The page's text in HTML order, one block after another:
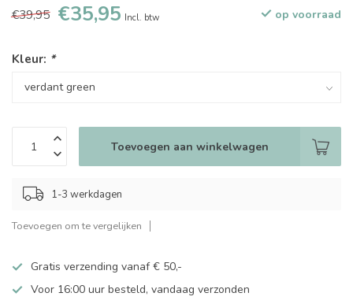
€39,95 €35,95 Incl. btw op voorraad
Kleur: *
Toevoegen aan winkelwagen
1-3 werkdagen
Toevoegen om te vergelijken
Gratis verzending vanaf € 50,-
Voor 16:00 uur besteld, vandaag verzonden